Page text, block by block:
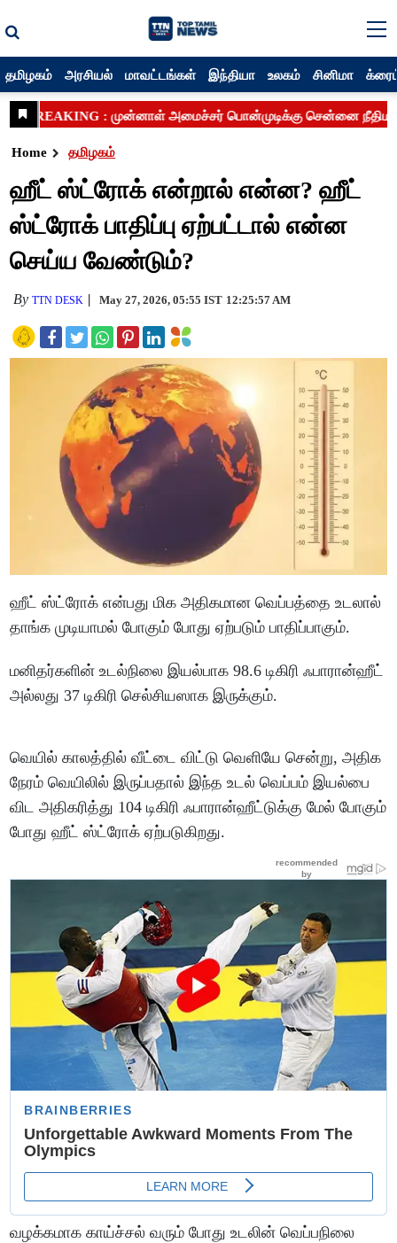
தமிழகம் அரசியல் மாவட்டங்கள் இந்தியா உலகம் சினிமா
Home தமிழகம்
ஹீட் ஸ்ட்ரோக் என்றால் என்ன? ஹீட்
ஸ்ட்ரோக் பாதிப்பு ஏற்பட்டால் என்ன
செய்ய வேண்டும்?
ByTTN DESK May 27, 2026, 05:55 IST 12:25:57 AM
ஹீட் ஸ்ட்ரோக் என்பது மிக அதிகமான வெப்பத்தை உடலால்
தாங்க முடியாமல் போகும் போது ஏற்படும் பாதிப்பாகும்.
மனிதர்களின் உடல்நிலை இயல்பாக 98.6 டிகிரி ஃபாரான்ஹீட்
அல்லது 37 டிகிரி செல்சியஸாக இருக்கும்.
வெயில் காலத்தில் வீட்டை விட்டு வெளியே சென்று, அதிக
நேரம் வெயிலில் இருப்பதால் இந்த உடல் வெப்பம் இயல்பை
விட அதிகரித்து 104 டிகிரி ஃபாரான்ஹீட்டுக்கு மேல் போகும்
போது ஹீட் ஸ்ட்ரோக் ஏற்படுகிறது.
வழக்கமாக காய்ச்சல் வரும் போது உடலின் வெப்பநிலை